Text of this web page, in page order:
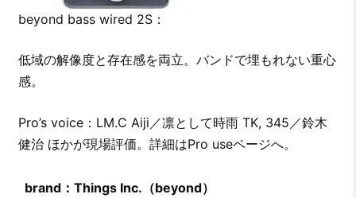
beyond bass wired 2S：
低域の解像度と存在感を両立。バンドで埋もれない重心
感。
Pro’s voice：LM.C Aiji／凛として時雨 TK, 345／鈴木
健治 ほかが現場評価。詳細はPro useページへ。
brand：Things Inc.（beyond）